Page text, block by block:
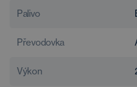
Palivo
Převodovka
Výkon